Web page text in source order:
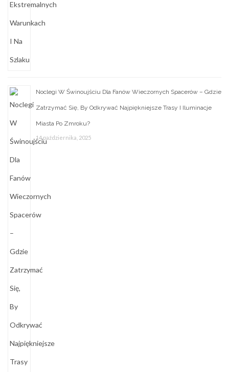
Noclegi W Świnoujściu Dla Fanów Wieczornych Spacerów – Gdzie
Zatrzymać Się, By Odkrywać Najpiękniejsze Trasy I Iluminacje
Miasta Po Zmroku?
14 października, 2025